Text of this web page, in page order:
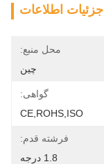
جزئیات اطلاعات
محل منبع:
چین
گواهی:
CE,ROHS,ISO
فرشته قدم:
1.8 درجه